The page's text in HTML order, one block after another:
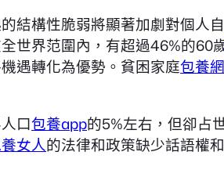
結構性脆弱將顯著加劇對個人
世界范圍內，有超過46%的60
遇轉化為優勢。貧困家庭包養網
口包養app的5%左右，但卻占
女人的法律和政策缺少話語權